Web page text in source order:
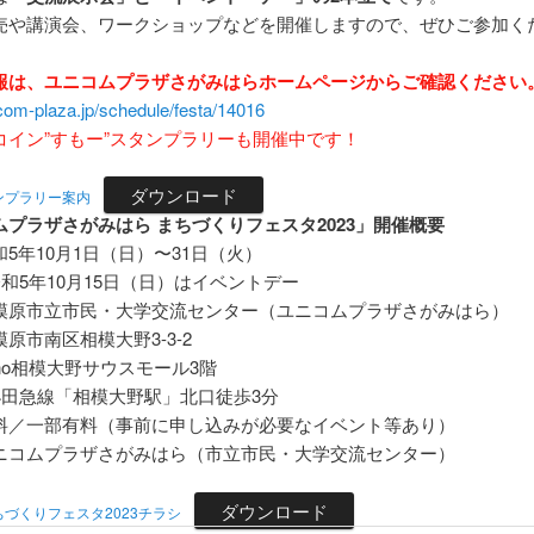
講演会、ワークショップなどを開催しますので、ぜひご参加く
、ユニコムプラザさがみはらホームページからご確認ください。
plaza.jp/schedule/festa/14016
ン”すもー”スタンプラリーも開催中です！
ラリー案内 ダウンロード
プラザさがみはら まちづくりフェスタ2023」開催概要
年10月1日（日）〜31日（火）
月15日（日）はイベントデー
原市立市民・大学交流センター（ユニコムプラザさがみはら）
南区相模大野3-3-2
大野サウスモール3階
「相模大野駅」北口徒歩3分
／一部有料（事前に申し込みが必要なイベント等あり）
コムプラザさがみはら（市立市民・大学交流センター）
くりフェスタ2023チラシ ダウンロード